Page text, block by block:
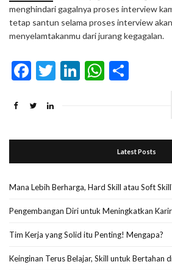
menghindari gagalnya proses interview
tetap santun selama proses interview
menyelamtakanmu dari jurang kegagalan.
Facebook
Twitter
LinkedIn
Latest Posts
Mana Lebih Berharga, Hard Skill atau Soft
Pengembangan Diri untuk Meningkatkan Karir
Tim Kerja yang Solid itu Penting! Mengapa?
Keinginan Terus Belajar, Skill untuk Bertahan